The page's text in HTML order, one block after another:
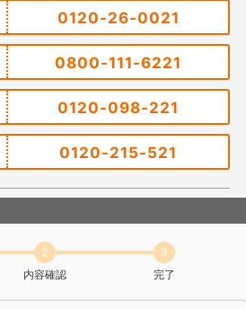
0120-26-0021
0800-111-6221
0120-098-221
0120-215-521
2
内容確認
3
完了